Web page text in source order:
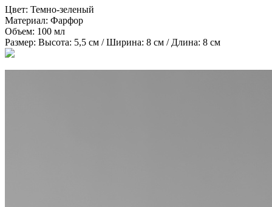
Цвет: Темно-зеленый
Материал: Фарфор
Объем: 100 мл
Размер: Высота: 5,5 см / Ширина: 8 см / Длина: 8 см